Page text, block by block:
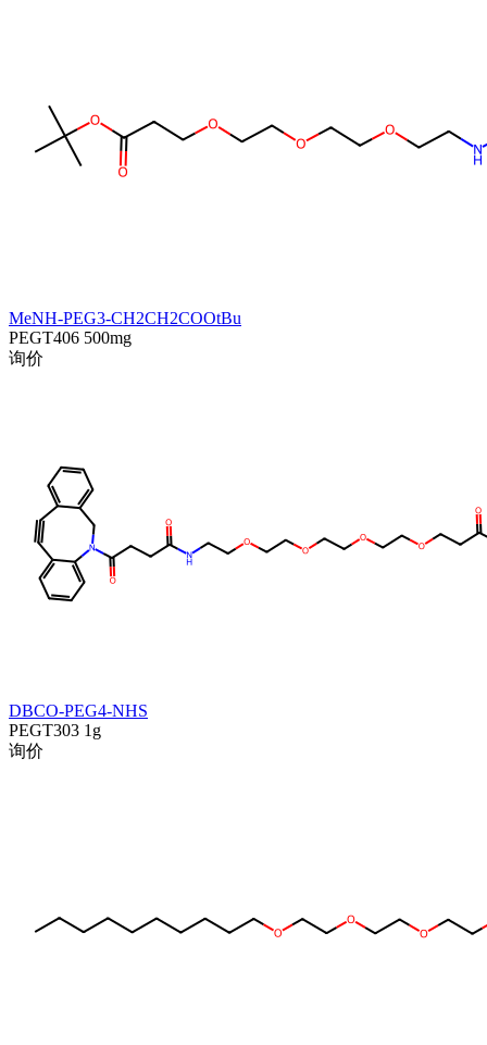
MeNH-PEG3-CH2CH2COOtBu
PEGT406 500mg
询价
DBCO-PEG4-NHS
PEGT303 1g
询价